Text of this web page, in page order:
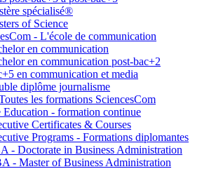
spécialisé®
of Science
- L'école de communication
en communication
en communication post-bac+2
en communication et media
diplôme journalisme
les formations SciencesCom
Education - formation continue
Certificates & Courses
Programs - Formations diplomantes
- Doctorate in Business Administration
- Master of Business Administration